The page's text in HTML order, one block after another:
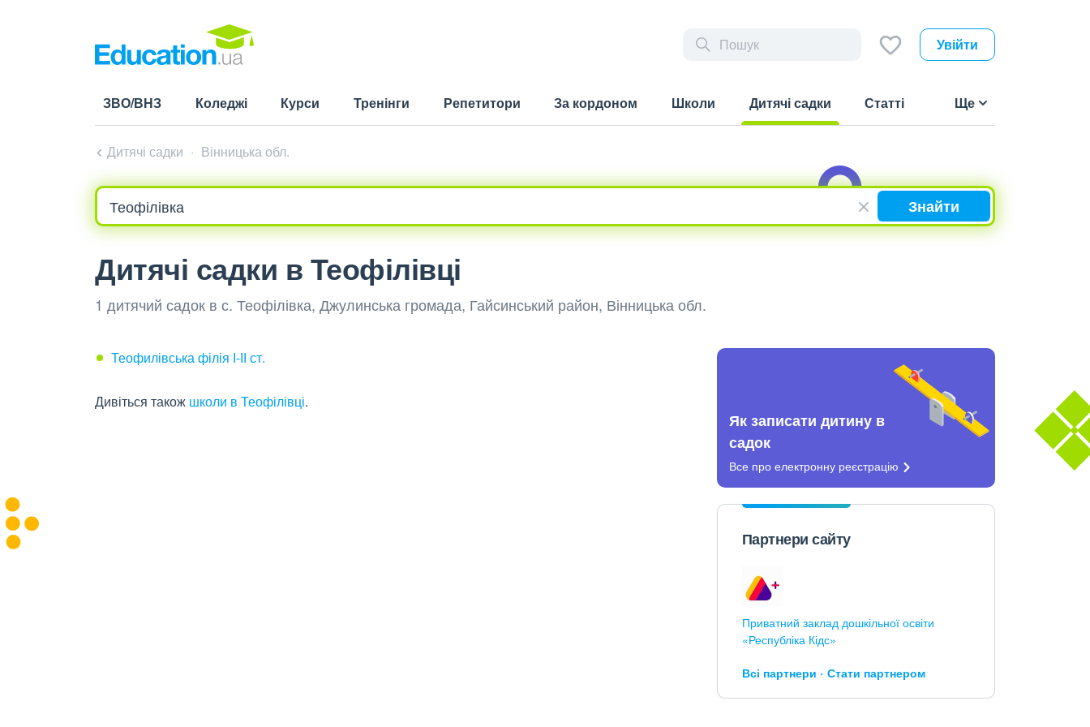
Увійти
ЗВО/ВНЗ Коледжі Курси Тренінги Репетитори За кордоном Школи
Дитячі садки
Статті Ще
Дитячі садки Вінницька обл.
Знайти
Дитячі садки в Теофілівці
1 дитячий садок в с. Теофілівка, Джулинська громада, Гайсинський район, Вінницька обл.
Теофилівська філія І-ІІ ст.
Дивіться також школи в Теофілівці.
Як записати дитину в
садок
Все про електронну реєстрацію
Партнери сайту
Приватний заклад дошкільної освіти
«Республіка Кідс»
Всі партнери Стати партнером